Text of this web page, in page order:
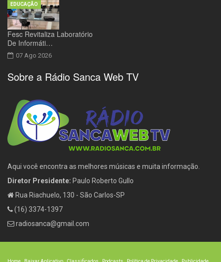
Fesc Revitaliza Laboratório
De Informáti…
07 Ago 2026
EDUCAÇÃO
Sobre a Rádio Sanca Web TV
Aqui você encontra as melhores músicas e muita informação.
Diretor Presidente: Paulo Roberto Gullo
Rua Riachuelo, 130 - São Carlos-SP
(16) 3374-1397
radiosanca@gmail.com